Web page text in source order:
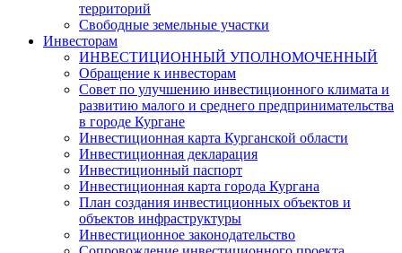
территорий
Свободные земельные участки
Инвесторам
ИНВЕСТИЦИОННЫЙ УПОЛНОМОЧЕННЫЙ
Обращение к инвесторам
Совет по улучшению инвестиционного климата и
развитию малого и среднего предпринимательства
в городе Кургане
Инвестиционная карта Курганской области
Инвестиционная декларация
Инвестиционный паспорт
Инвестиционная карта города Кургана
План создания инвестиционных объектов и
объектов инфраструктуры
Инвестиционное законодательство